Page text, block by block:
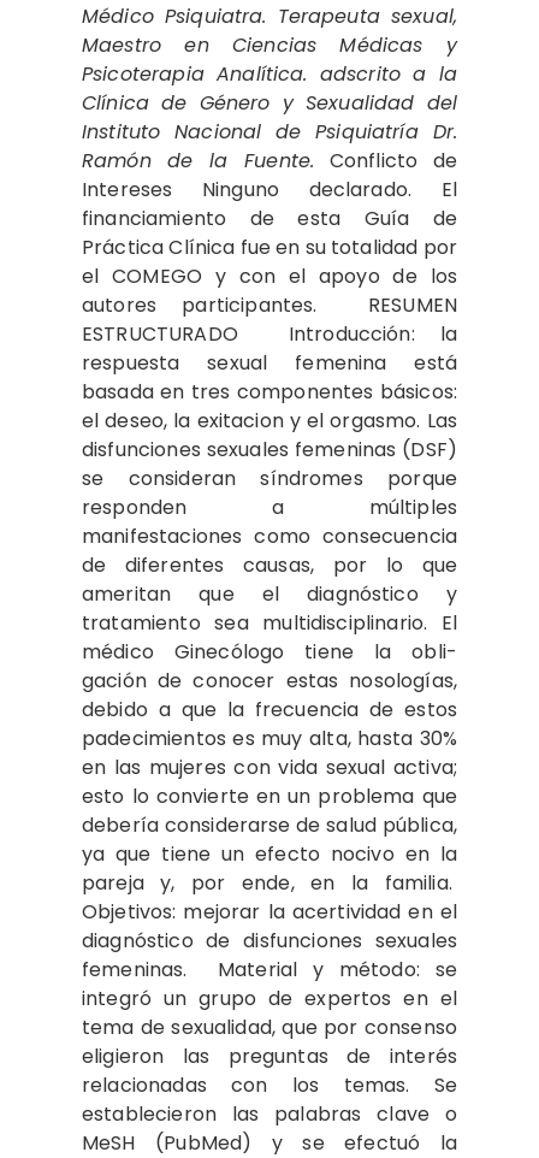
Médico Psiquiatra. Terapeuta sexual,
Maestro en Ciencias Médicas y
Psicoterapia Analítica. adscrito a la
Clínica de Género y Sexualidad del
Instituto Nacional de Psiquiatría Dr.
Ramón de la Fuente. Conflicto de
Intereses Ninguno declarado. El
financiamiento de esta Guía de
Práctica Clínica fue en su totalidad por
el COMEGO y con el apoyo de los
autores participantes. RESUMEN
ESTRUCTURADO Introducción: la
respuesta sexual femenina está
basada en tres componentes básicos:
el deseo, la exitacion y el orgasmo. Las
disfunciones sexuales femeninas (DSF)
se consideran síndromes porque
responden a múltiples
manifestaciones como consecuencia
de diferentes causas, por lo que
ameritan que el diagnóstico y
tratamiento sea multidisciplinario. El
médico Ginecólogo tiene la obli-
gación de conocer estas nosologías,
debido a que la frecuencia de estos
padecimientos es muy alta, hasta 30%
en las mujeres con vida sexual activa;
esto lo convierte en un problema que
debería considerarse de salud pública,
ya que tiene un efecto nocivo en la
pareja y, por ende, en la familia.
Objetivos: mejorar la acertividad en el
diagnóstico de disfunciones sexuales
femeninas. Material y método: se
integró un grupo de expertos en el
tema de sexualidad, que por consenso
eligieron las preguntas de interés
relacionadas con los temas. Se
establecieron las palabras clave o
MeSH (PubMed) y se efectuó la